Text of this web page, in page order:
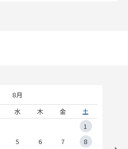
8月
水 木 金
土
1
5 6 7
8